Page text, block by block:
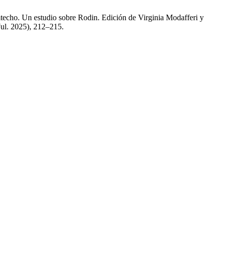
Un estudio sobre Rodin. Edición de Virginia Modafferi y
2025), 212–215.